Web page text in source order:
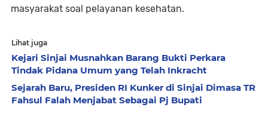
masyarakat soal pelayanan kesehatan.
Lihat juga
Kejari Sinjai Musnahkan Barang Bukti Perkara
Tindak Pidana Umum yang Telah Inkracht
Sejarah Baru, Presiden RI Kunker di Sinjai Dimasa TR
Fahsul Falah Menjabat Sebagai Pj Bupati